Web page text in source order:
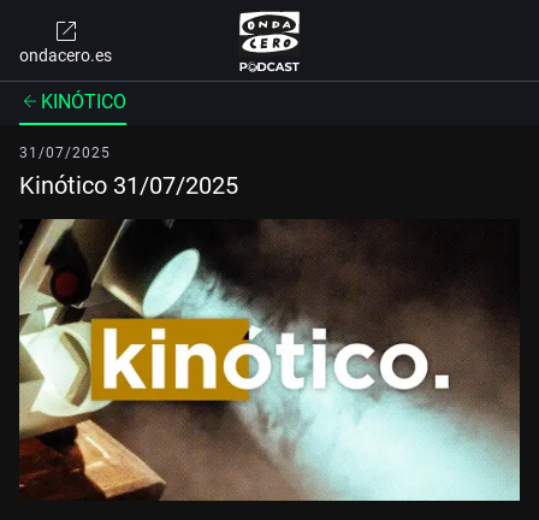
ondacero.es
KINÓTICO
31/07/2025
Kinótico 31/07/2025